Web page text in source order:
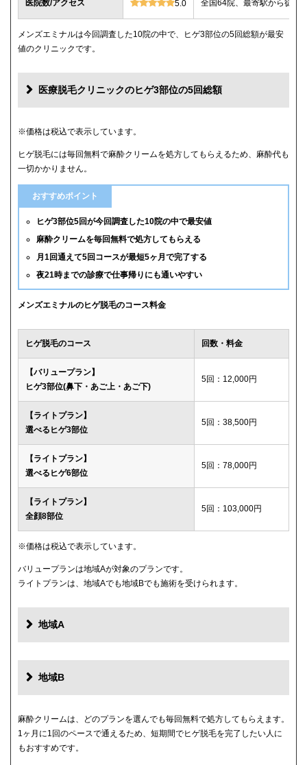
医院数/アクセス 5.0 全国64院、最寄駅から徒歩
メンズエミナルは今回調査した10院の中で、ヒゲ3部位の5回総額が最安
値のクリニックです。
医療脱毛クリニックのヒゲ3部位の5回総額
クリニック
メンズエミナル 12,000円
14,000円
湘南美容クリニック 16,800円(6回)
レジーナクリニックオム 39,800円
ゴリラクリニック 39,800円(平日6回)
メンズルシアクリニック
ウィルビークリニックブラック 49,500円
渋谷美容外科クリニック 52,800円
メディカルエピレーションクリニック
ダビデクリニック プランなし
※価格は税込で表示しています。
ヒゲ脱毛には毎回無料で麻酔クリームを処方してもらえるため、麻酔代も
一切かかりません。
おすすめポイント
ヒゲ3部位5回が今回調査した10院の中で最安値
麻酔クリームを毎回無料で処方してもらえる
月1回通えて5回コースが最短5ヶ月で完了する
夜21時までの診療で仕事帰りにも通いやすい
メンズエミナルのヒゲ脱毛のコース料金
ヒゲ脱毛のコース 回数・料金
【バリュープラン】
ヒゲ3部位(鼻下・あご上・あご下)
5回：12,000円
【ライトプラン】
選べるヒゲ3部位
5回：38,500円
【ライトプラン】
選べるヒゲ6部位
5回：78,000円
【ライトプラン】
全顔8部位
5回：103,000円
※価格は税込で表示しています。
バリュープランは地域Aが対象のプランです。
ライトプランは、地域Aでも地域Bでも施術を受けられます。
地域A
地域B
麻酔クリームは、どのプランを選んでも毎回無料で処方してもらえます。
1ヶ月に1回のペースで通えるため、短期間でヒゲ脱毛を完了したい人に
もおすすめです。